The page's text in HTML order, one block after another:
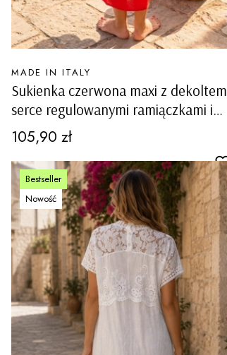
Sukienka czerwona maxi z dekoltem
serce regulowanymi ramiączkami i
podszewką Toncola
PRODUCENT
MADE IN ITALY
Cena
105,90 zł
Bestseller
Nowość